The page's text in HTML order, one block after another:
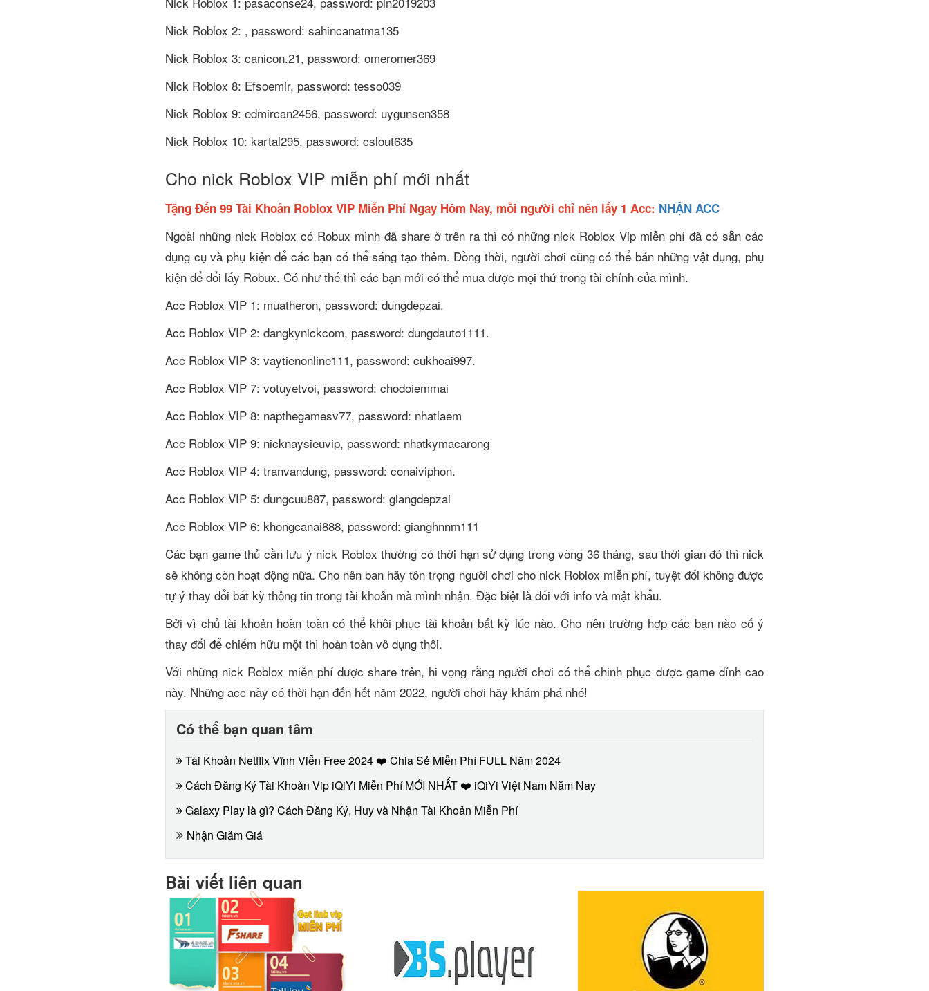
Nick Roblox 2: , password: sahincanatma135
Nick Roblox 3: canicon.21, password: omeromer369
Nick Roblox 8: Efsoemir, password: tesso039
Nick Roblox 9: edmircan2456, password: uygunsen358
Nick Roblox 10: kartal295, password: cslout635
Cho nick Roblox VIP miễn phí mới nhất
Tặng Đến 99 Tài Khoản Roblox VIP Miễn Phí Ngay Hôm Nay, mỗi người chỉ nên lấy 1 Acc: NHẬN ACC
Ngoài những nick Roblox có Robux mình đã share ở trên ra thì có những nick Roblox Vip miễn phí đã có sẵn các
dụng cụ và phụ kiện để các bạn có thể sáng tạo thêm. Đồng thời, người chơi cũng có thể bán những vật dụng, phụ
kiện để đổi lấy Robux. Có như thế thì các bạn mới có thể mua được mọi thứ trong tài chính của mình.
Acc Roblox VIP 1: muatheron, password: dungdepzai.
Acc Roblox VIP 2: dangkynickcom, password: dungdauto1111.
Acc Roblox VIP 3: vaytienonline111, password: cukhoai997.
Acc Roblox VIP 7: votuyetvoi, password: chodoiemmai
Acc Roblox VIP 8: napthegamesv77, password: nhatlaem
Acc Roblox VIP 9: nicknaysieuvip, password: nhatkymacarong
Acc Roblox VIP 4: tranvandung, password: conaiviphon.
Acc Roblox VIP 5: dungcuu887, password: giangdepzai
Acc Roblox VIP 6: khongcanai888, password: gianghnnm111
Các bạn game thủ cần lưu ý nick Roblox thường có thời hạn sử dụng trong vòng 36 tháng, sau thời gian đó thì nick
sẽ không còn hoạt động nữa. Cho nên ban hãy tôn trọng người chơi cho nick Roblox miễn phí, tuyệt đối không được
tự ý thay đổi bất kỳ thông tin trong tài khoản mà mình nhận. Đặc biệt là đối với info và mật khẩu.
Bởi vì chủ tài khoản hoàn toàn có thể khôi phục tài khoản bất kỳ lúc nào. Cho nên trường hợp các bạn nào cố ý
thay đổi để chiếm hữu một thì hoàn toàn vô dụng thôi.
Với những nick Roblox miễn phí được share trên, hi vọng rằng người chơi có thể chinh phục được game đỉnh cao
này. Những acc này có thời hạn đến hết năm 2022, người chơi hãy khám phá nhé!
Có thể bạn quan tâm
Tài Khoản Netflix Vĩnh Viễn Free 2024 ❤️ Chia Sẻ Miễn Phí FULL Năm 2024
Cách Đăng Ký Tài Khoản Vip iQiYi Miễn Phí MỚI NHẤT ❤️ iQiYi Việt Nam Năm Nay
Galaxy Play là gì? Cách Đăng Ký, Huy và Nhận Tài Khoản Miễn Phí
Nhận Giảm Giá
Bài viết liên quan